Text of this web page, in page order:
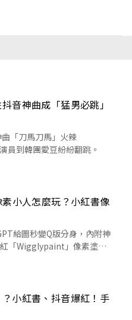
音神曲成「猛男必跳」
「刀馬刀馬」火辣
員到韓團愛豆紛紛翻跳。
小人怎麼玩？小紅書像
給圖秒變Q版分身，內附神
「Wigglypaint」像素塗鴉
小紅書、抖音爆紅！手